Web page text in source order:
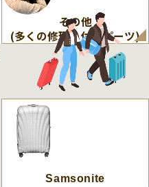
その他
(多くの修理・付属パーツ)
Samsonite